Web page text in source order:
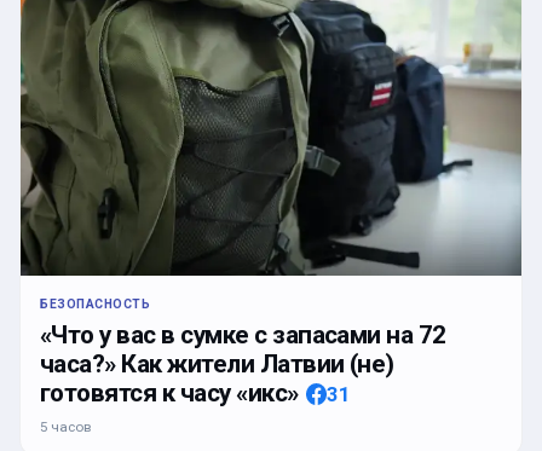
БЕЗОПАСНОСТЬ
«Что у вас в сумке с запасами на 72
часа?» Как жители Латвии (не)
готовятся к часу «икс»
31
5 часов